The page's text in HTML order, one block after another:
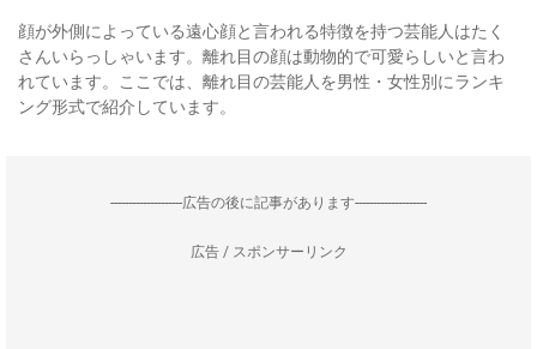
顔が外側によっている遠心顔と言われる特徴を持つ芸能人はたく
さんいらっしゃいます。離れ目の顔は動物的で可愛らしいと言わ
れています。ここでは、離れ目の芸能人を男性・女性別にランキ
ング形式で紹介しています。
--------------------広告の後に記事があります--------------------
広告 / スポンサーリンク